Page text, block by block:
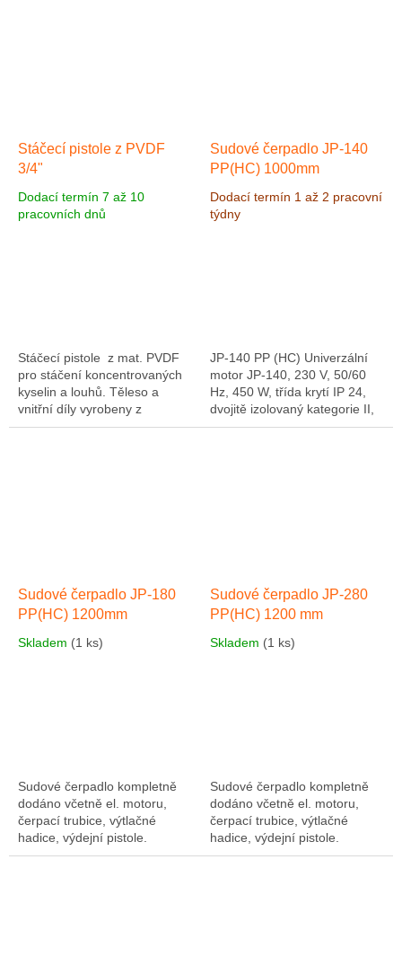
Stáčecí pistole z PVDF
3/4"
Dodací termín 7 až 10
pracovních dnů
Stáčecí pistole z mat. PVDF
pro stáčení koncentrovaných
kyselin a louhů. Těleso a
vnitřní díly vyrobeny z
polypropylenu, sedlo ventilu a
Sudové čerpadlo JP-140
PP(HC) 1000mm
Dodací termín 1 až 2 pracovní
týdny
JP-140 PP (HC) Univerzální
motor JP-140, 230 V, 50/60
Hz, 450 W, třída krytí IP 24,
dvojitě izolovaný kategorie II,
přepínač ochrany proti
Sudové čerpadlo JP-180
PP(HC) 1200mm
Skladem (1 ks)
Sudové čerpadlo kompletně
dodáno včetně el. motoru,
čerpací trubice, výtlačné
hadice, výdejní pistole.
Čerpadlo je vhodné pro
Sudové čerpadlo JP-280
PP(HC) 1200 mm
Skladem (1 ks)
Sudové čerpadlo kompletně
dodáno včetně el. motoru,
čerpací trubice, výtlačné
hadice, výdejní pistole.
Čerpadlo je vhodné pro